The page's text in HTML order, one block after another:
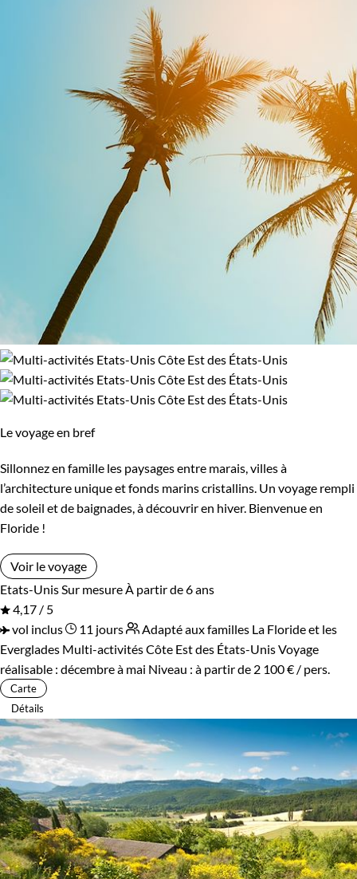
Le voyage en bref
Sillonnez en famille les paysages entre marais, villes à
l’architecture unique et fonds marins cristallins. Un voyage rempli
de soleil et de baignades, à découvrir en hiver. Bienvenue en
Floride !
Voir le voyage
Etats-Unis Sur mesure À partir de 6 ans
4,17 / 5
vol inclus
11 jours Adapté aux familles La Floride et les
Everglades Multi-activités Côte Est des États-UnisVoyage
réalisable : décembre à mai Niveau : à partir de 2 100 € / pers.
Carte
Détails